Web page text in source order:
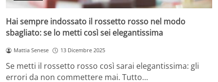
Hai sempre indossato il rossetto rosso nel modo
sbagliato: se lo metti così sei elegantissima
Mattia Senese 13 Dicembre 2025
Se metti il rossetto rosso così sarai elegantissima: gli
errori da non commettere mai. Tutto…